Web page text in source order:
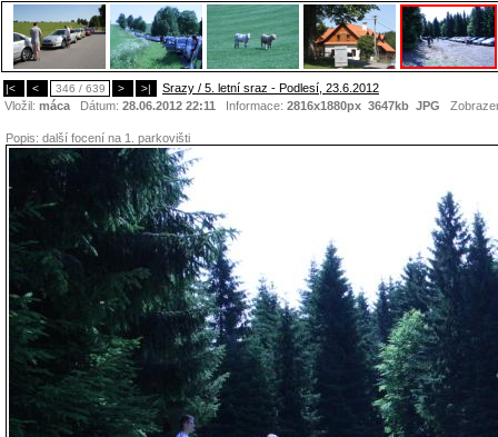
|< < 346 / 639 > >|
Srazy / 5. letní sraz - Podlesí, 23.6.2012
Vložil: máca Dátum: 28.06.2012 22:11 Informace: 2816x1880px 3647kb JPG
Popis: další focení na 1. parkovišti